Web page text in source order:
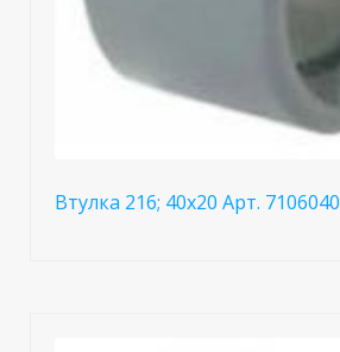
Втулка 216; 40x20 Арт. 7106040